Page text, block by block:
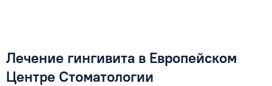
Лечение гингивита в Европейском
Центре Стоматологии